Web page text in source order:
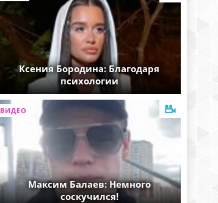
Ксения Бородина: Благодаря
психологии
ВИДЕО
Максим Балаев: Немного
соскучился!